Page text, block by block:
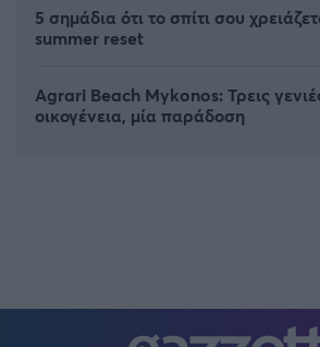
5 σημάδια ότι το σπίτι σου
summer reset
Agrari Beach Mykonos: Τρεις
οικογένεια, μία παράδοση